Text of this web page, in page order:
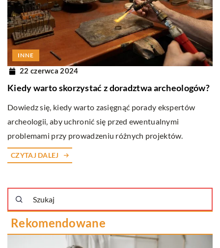
INNE
22 czerwca 2024
Kiedy warto skorzystać z doradztwa archeologów?
Dowiedz się, kiedy warto zasięgnąć porady ekspertów
archeologii, aby uchronić się przed ewentualnymi
problemami przy prowadzeniu różnych projektów.
CZYTAJ DALEJ
Rekomendowane